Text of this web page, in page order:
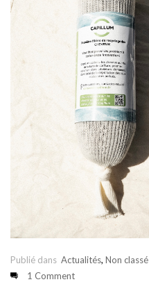
Publié dans Actualités, Non classé
1 Comment